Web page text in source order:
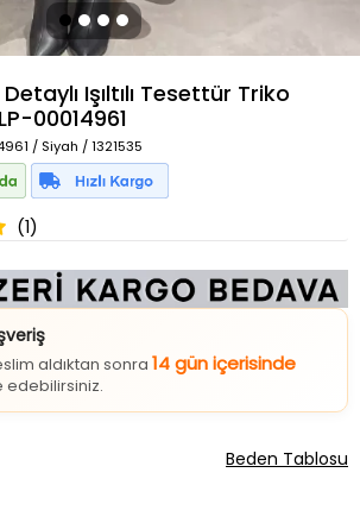
Işıltılı Tesettür Triko
00014961
/ Siyah / 1321535
(1)
aldıktan sonra 14 gün içerisinde
Beden Tablosu